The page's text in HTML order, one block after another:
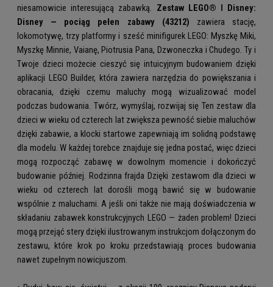
niesamowicie interesującą zabawką. Zestaw LEGO® ǀ Disney:
Disney — pociąg pełen zabawy (43212) zawiera stację,
lokomotywę, trzy platformy i sześć minifigurek LEGO: Myszkę Miki,
Myszkę Minnie, Vaianę, Piotrusia Pana, Dzwoneczka i Chudego. Ty i
Twoje dzieci możecie cieszyć się intuicyjnym budowaniem dzięki
aplikacji LEGO Builder, która zawiera narzędzia do powiększania i
obracania, dzięki czemu maluchy mogą wizualizować model
podczas budowania. Twórz, wymyślaj, rozwijaj się Ten zestaw dla
dzieci w wieku od czterech lat zwiększa pewność siebie maluchów
dzięki zabawie, a klocki startowe zapewniają im solidną podstawę
dla modelu. W każdej torebce znajduje się jedna postać, więc dzieci
mogą rozpocząć zabawę w dowolnym momencie i dokończyć
budowanie później. Rodzinna frajda Dzięki zestawom dla dzieci w
wieku od czterech lat dorośli mogą bawić się w budowanie
wspólnie z maluchami. A jeśli oni także nie mają doświadczenia w
składaniu zabawek konstrukcyjnych LEGO — żaden problem! Dzieci
mogą przejąć stery dzięki ilustrowanym instrukcjom dołączonym do
zestawu, które krok po kroku przedstawiają proces budowania
nawet zupełnym nowicjuszom.